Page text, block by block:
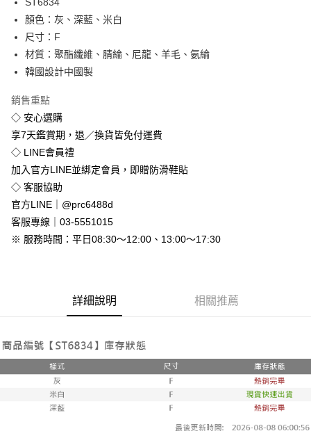
街口支付
悠遊付
Google Pay
全盈+PAY
運送方式
全家付款取貨
免運費
付款後全家取貨
免運費
7-11付款取貨
離島郵局配送
每筆NT$90，滿NT$999(含以上)免運費
【宇迅國際】限一般住址，不支援智能櫃 查看運費
顏色：灰、深藍、米白
尺寸：F
材質：聚酯纖維、腈綸、尼龍、羊毛、氨綸
韓國設計中國製
銷售重點
◇ 安心選購
享7天鑑賞期，退／換貨皆免付運費
◇ LINE會員禮
加入官方LINE並綁定會員，即贈防滑鞋貼
◇ 客服協助
官方LINE｜@prc6488d
客服專線｜03-5551015
※ 服務時間：平日08:30～12:00、13:00～17:30
詳細說明 相關推薦